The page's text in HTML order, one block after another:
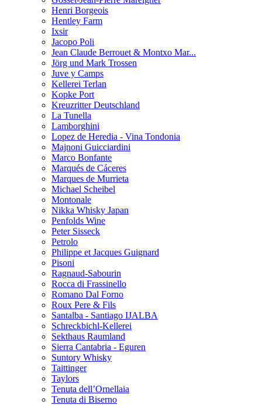
Henri Borgeois
Hentley Farm
Ixsir
Jacopo Poli
Jean Claude Berrouet & Montxo Mar...
Jörg und Mark Trossen
Juve y Camps
Kellerei Terlan
Kopke Port
Kreuzritter Deutschland
La Tunella
Lamborghini
Lopez de Heredia - Vina Tondonia
Majnoni Guicciardini
Marco Bonfante
Marqués de Cáceres
Marques de Murrieta
Michael Scheibel
Montonale
Nikka Whisky Japan
Penfolds Wine
Peter Sisseck
Petrolo
Philippe et Jacques Guignard
Pisoni
Ragnaud-Sabourin
Rocca di Frassinello
Romano Dal Forno
Roux Pere & Fils
Santalba - Santiago IJALBA
Schreckbichl-Kellerei
Sekthaus Raumland
Sierra Cantabria - Eguren
Suntory Whisky
Taittinger
Taylors
Tenuta dell’Ornellaia
Tenuta di Biserno